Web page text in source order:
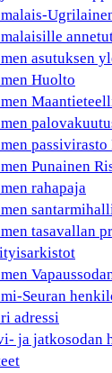
asutuksen
Huolto
passivirasto
Punainen
rahapaja
tasavallan
Seuran
adressi
ja jatkosodan